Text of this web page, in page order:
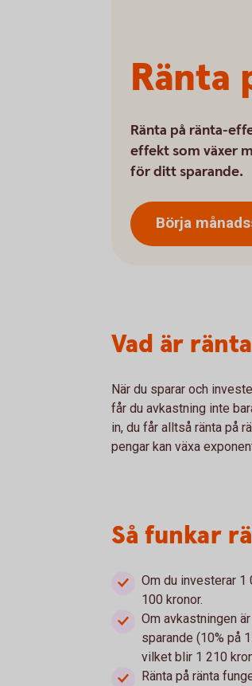
Ränta
Ränta på ränta-
effekt som växer
för ditt sparande.
Börja
Vad är
När du sparar och
får du avkastning inte
in, du får alltså ränta på
pengar kan växa
Så funkar
Om du investerar 1
100 kronor.
Om avkastningen
sparande (10% på
vilket blir 1 210
Ränta på ränta